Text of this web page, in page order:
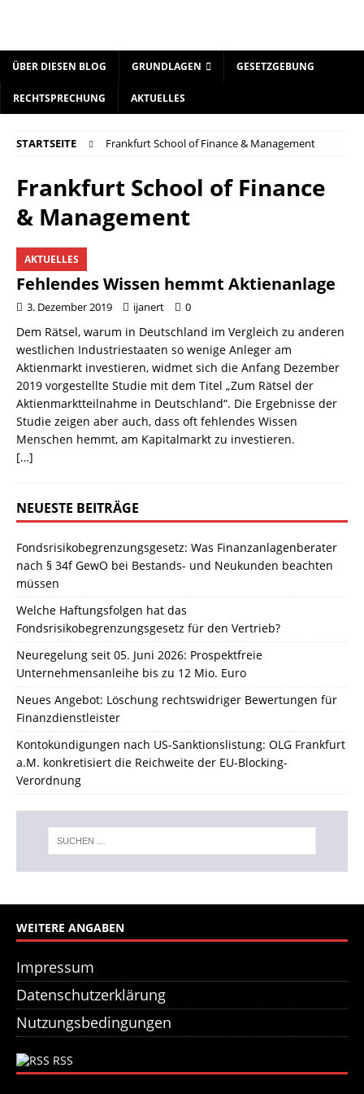
ÜBER DIESEN BLOG GRUNDLAGEN GESETZGEBUNG
RECHTSPRECHUNG AKTUELLES
STARTSEITE Frankfurt School of Finance & Management
Frankfurt School of Finance
& Management
AKTUELLES
Fehlendes Wissen hemmt Aktienanlage
3. Dezember 2019 ijanert 0
Dem Rätsel, warum in Deutschland im Vergleich zu anderen
westlichen Industriestaaten so wenige Anleger am
Aktienmarkt investieren, widmet sich die Anfang Dezember
2019 vorgestellte Studie mit dem Titel „Zum Rätsel der
Aktienmarktteilnahme in Deutschland“. Die Ergebnisse der
Studie zeigen aber auch, dass oft fehlendes Wissen
Menschen hemmt, am Kapitalmarkt zu investieren.
[…]
NEUESTE BEITRÄGE
Fondsrisikobegrenzungsgesetz: Was Finanzanlagenberater
nach § 34f GewO bei Bestands- und Neukunden beachten
müssen
Welche Haftungsfolgen hat das
Fondsrisikobegrenzungsgesetz für den Vertrieb?
Neuregelung seit 05. Juni 2026: Prospektfreie
Unternehmensanleihe bis zu 12 Mio. Euro
Neues Angebot: Löschung rechtswidriger Bewertungen für
Finanzdienstleister
Kontokündigungen nach US-Sanktionslistung: OLG Frankfurt
a.M. konkretisiert die Reichweite der EU-Blocking-
Verordnung
WEITERE ANGABEN
Impressum
Datenschutzerklärung
Nutzungsbedingungen
RSS